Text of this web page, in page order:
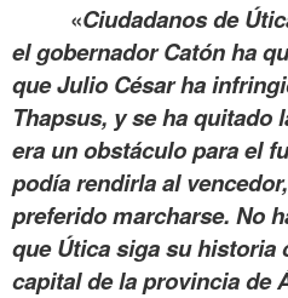
«Ciudadanos de
el gobernador Catón ha
que Julio César ha
Thapsus, y se ha quitado
era un obstáculo para el
podía rendirla al
preferido marcharse. No
que Útica siga su
capital de la provincia de